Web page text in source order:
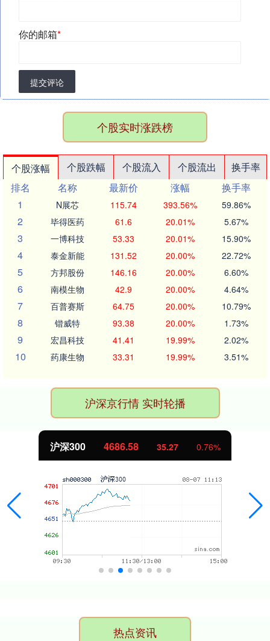
你的邮箱*
提交评论
个股实时涨跌榜
个股涨幅 个股跌幅 个股流入 个股流出
换手率
排名
名称 最新价 涨幅
换手率
1
N展芯 115.74 393.56% 59.86%
2 毕得医药 61.6 20.01% 5.67%
3 一博科技 53.33 20.01% 15.90%
4 泰金新能 131.52 20.00% 22.72%
5 方邦股份 146.16 20.00% 6.60%
6 南模生物 42.9 20.00% 4.64%
7 百普赛斯 64.75 20.00% 10.79%
8 锴威特 93.38 20.00% 1.73%
9 宏昌科技 41.41 19.99% 2.02%
10 药康生物 33.31 19.99% 3.51%
沪深京行情 实时轮播
沪深300 4686.58 35.27 0.76%
热点资讯